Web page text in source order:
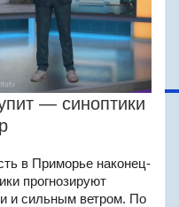
— синоптики
в Приморье наконец-
прогнозируют
и сильным ветром. По